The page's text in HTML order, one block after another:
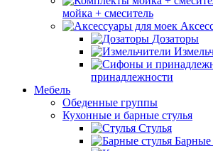
мойка + смеситель
Дозаторы
принадлежности
Мебель
Обеденные группы
Кухонные и барные стулья
Стулья
Барные